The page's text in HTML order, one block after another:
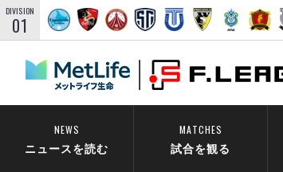
DIVISION
01
NEWS
ニュースを読む
MATCHES
試合を観る